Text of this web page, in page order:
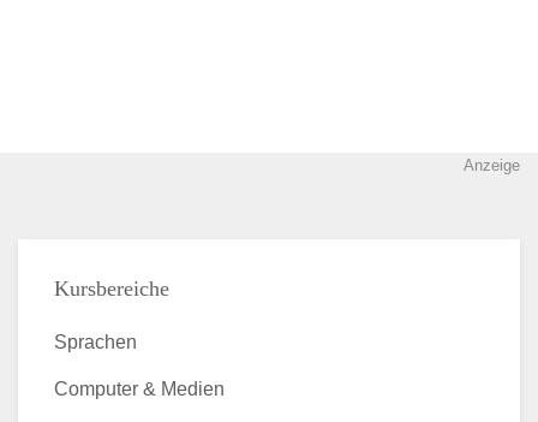
Anzeige
Kursbereiche
Sprachen
Computer & Medien